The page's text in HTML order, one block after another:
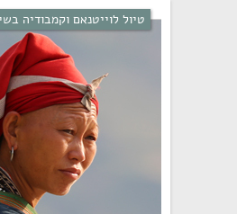
טיול לוייטנאם וקמבודיה